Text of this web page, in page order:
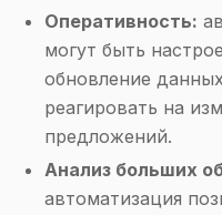
Оперативность:
могут быть
обновление
реагировать на
предложений.
Анализ больших
автоматизация